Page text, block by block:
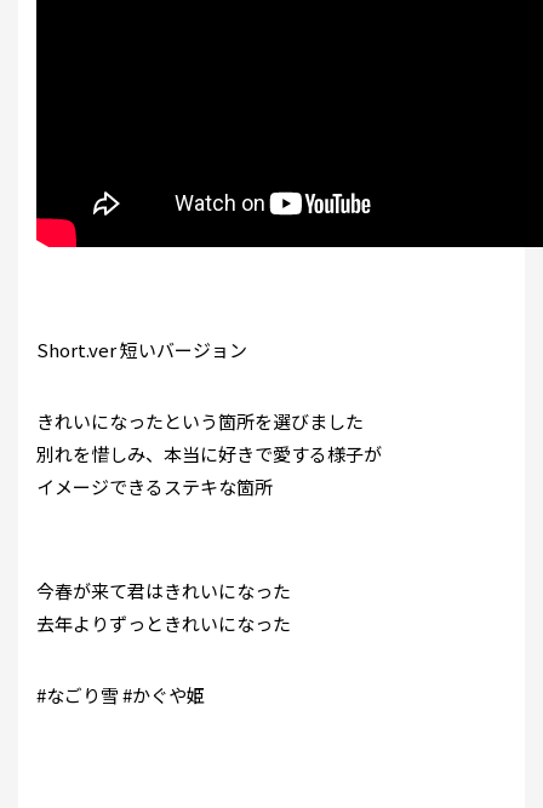
Short.ver 短いバージョン
きれいになったという箇所を選びました
別れを惜しみ、本当に好きで愛する様子が
イメージできるステキな箇所
今春が来て君はきれいになった
去年よりずっときれいになった
#なごり雪 #かぐや姫